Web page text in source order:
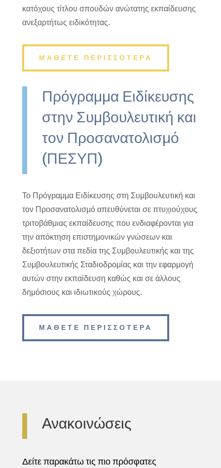
κατόχους τίτλου σπουδών ανώτατης εκπαίδευσης
ανεξαρτήτως ειδικότητας.
ΜΑΘΕΤΕ ΠΕΡΙΣΣΟΤΕΡΑ
Πρόγραμμα Ειδίκευσης
στην Συμβουλευτική και
τον Προσανατολισμό
(ΠΕΣΥΠ)
Το Πρόγραμμα Ειδίκευσης στη Συμβουλευτική και
τον Προσανατολισμό απευθύνεται σε πτυχιούχους
τριτοβάθμιας εκπαίδευσης που ενδιαφέρονται για
την απόκτηση επιστημονικών γνώσεων και
δεξιοτήτων στα πεδία της Συμβουλευτικής και της
Συμβουλευτικής Σταδιοδρομίας και την εφαρμογή
αυτών στην εκπαίδευση καθώς και σε άλλους
δημόσιους και ιδιωτικούς χώρους.
ΜΑΘΕΤΕ ΠΕΡΙΣΣΟΤΕΡΑ
Ανακοινώσεις
Δείτε παρακάτω τις πιο πρόσφατες